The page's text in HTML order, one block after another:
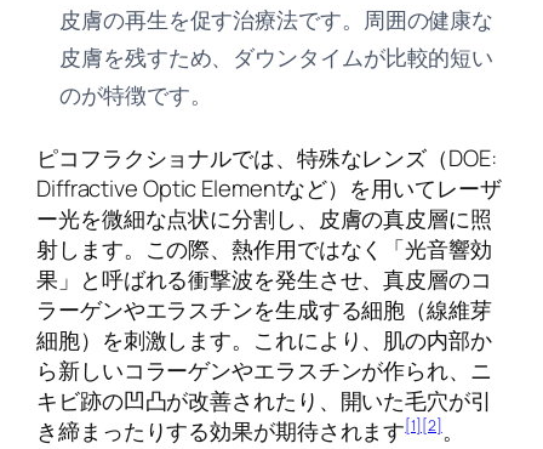
皮膚の再生を促す治療法です。周囲の健康な
皮膚を残すため、ダウンタイムが比較的短い
のが特徴です。
ピコフラクショナルでは、特殊なレンズ（DOE:
Diffractive Optic Elementなど）を用いてレーザ
ー光を微細な点状に分割し、皮膚の真皮層に照
射します。この際、熱作用ではなく「光音響効
果」と呼ばれる衝撃波を発生させ、真皮層のコ
ラーゲンやエラスチンを生成する細胞（線維芽
細胞）を刺激します。これにより、肌の内部か
ら新しいコラーゲンやエラスチンが作られ、ニ
キビ跡の凹凸が改善されたり、開いた毛穴が引
き締まったりする効果が期待されます[1][2]。